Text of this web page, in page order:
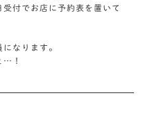
付でお店に予約表を置いて
なります。
…！